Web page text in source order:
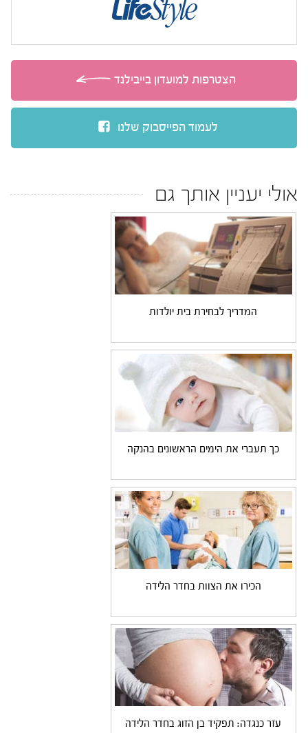
הצטרפות למועדון בייבילנד
לעמוד הפייסבוק שלנו
אולי יעניין אותך גם
המדריך לבחירת בית יולדות
כך תעברי את הימים הראשונים בהנקה
הכירו את הצוות בחדר הלידה
עזר כנגדה: תפקיד בן הזוג בחדר הלידה